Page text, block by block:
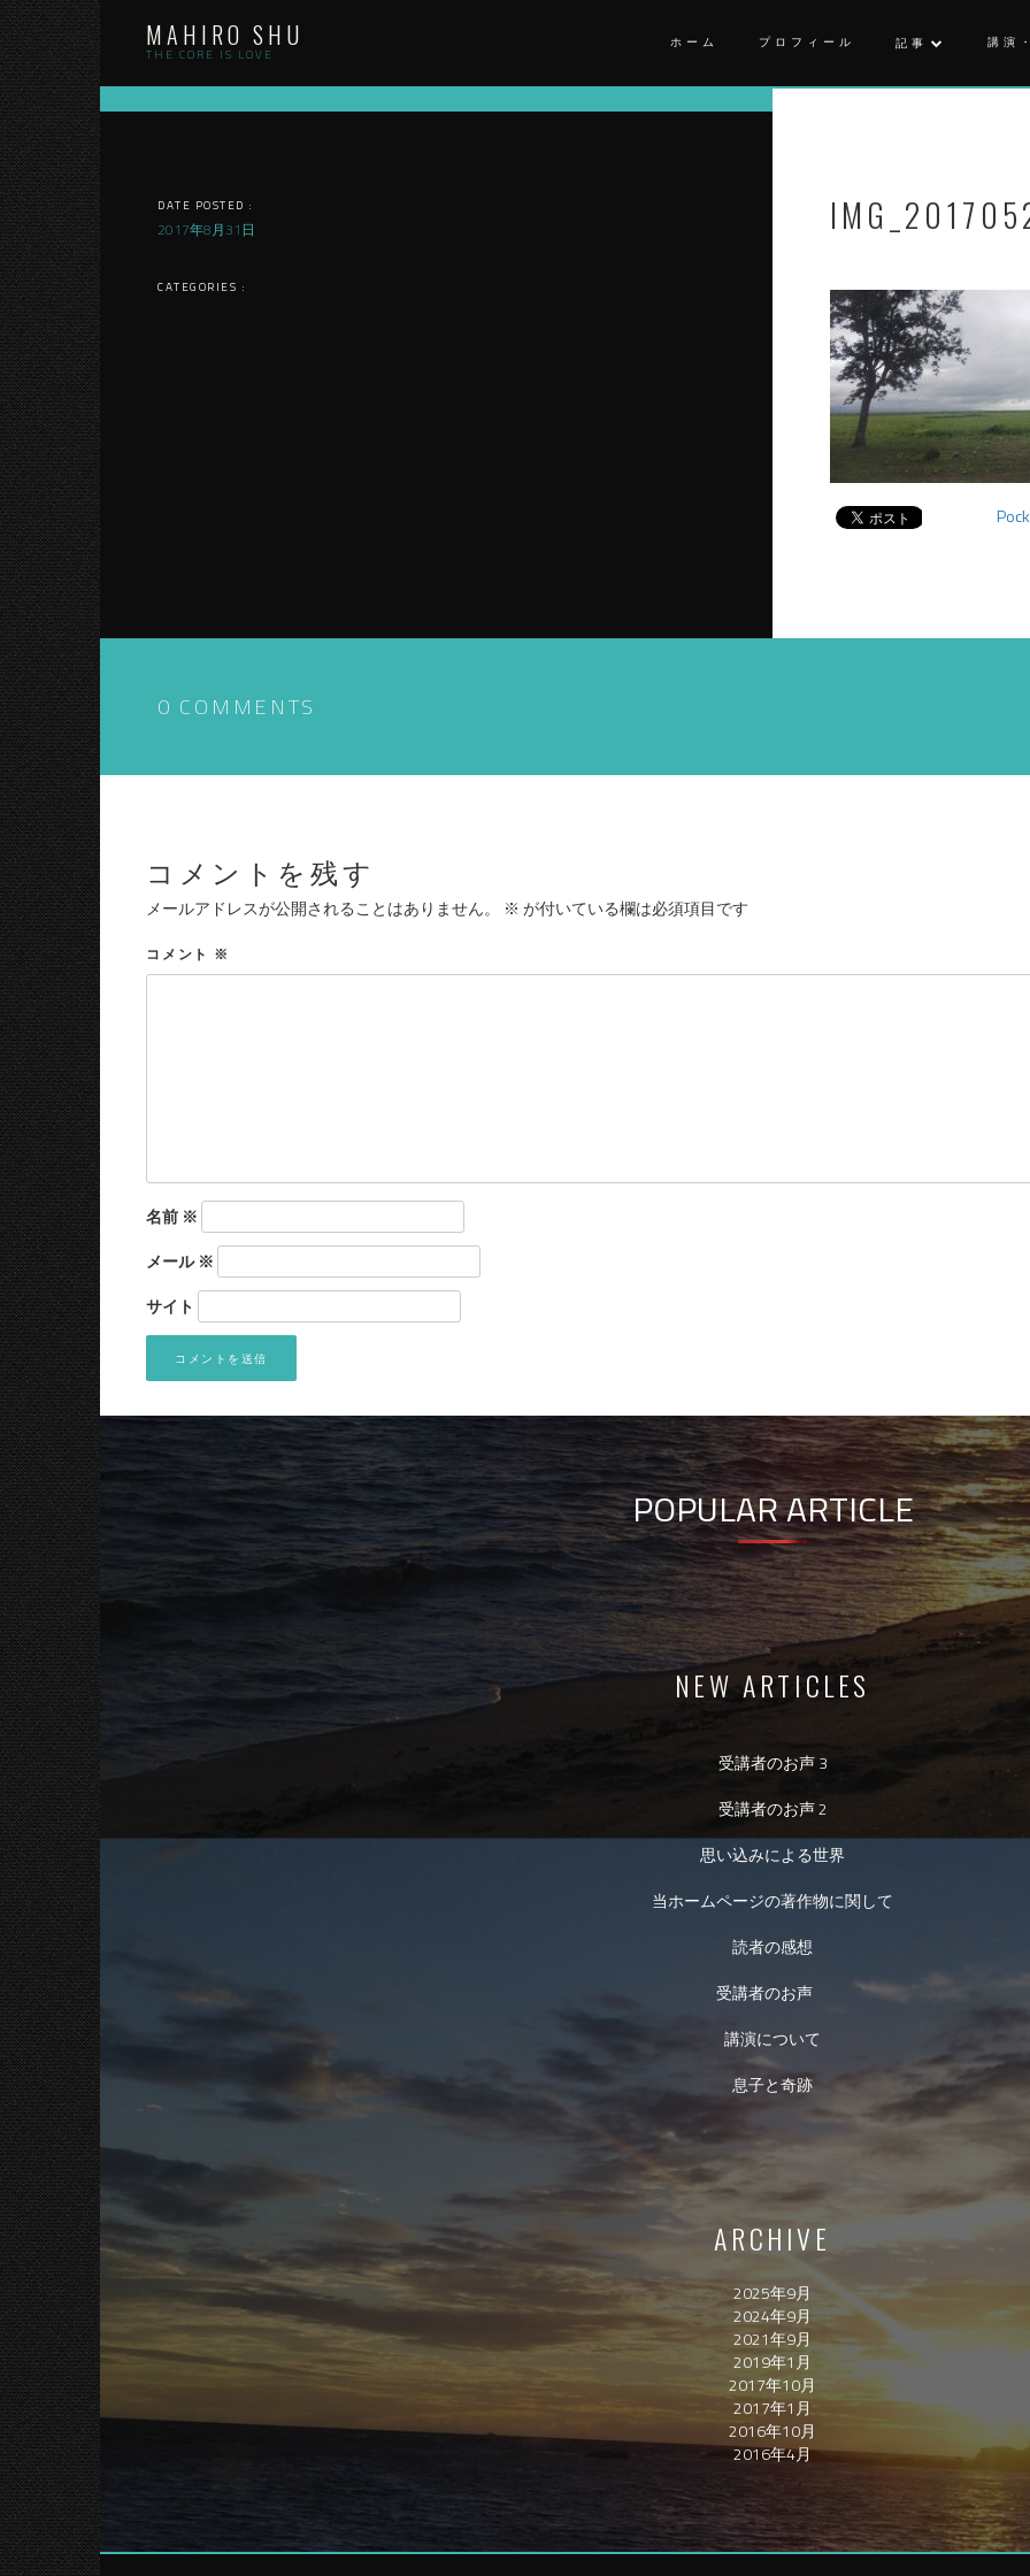
Skip
to
content
MAHIRO SHU
THE CORE IS LOVE
ホーム プロフィール 記事 講演
DATE POSTED :
2017年8月31日
CATEGORIES :
0 COMMENTS
コメントを残す
メールアドレスが公開されることはありません。 ※ が付いている欄は必須項目です
コメント ※
名前 ※
メール※
サイト
POPULAR ARTICLE
NEW ARTICLES
受講者のお声 3
受講者のお声 2
思い込みによる世界
当ホームページの著作物に関して
読者の感想
受講者のお声
講演について
息子と奇跡
ARCHIVE
2025年9月
2024年9月
2021年9月
2019年1月
2017年10月
2017年1月
2016年10月
2016年4月